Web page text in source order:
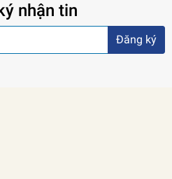
nhận tin
Đăng ký